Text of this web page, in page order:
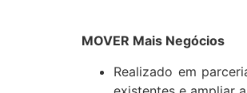
MOVER Mais Negócios
Realizado em